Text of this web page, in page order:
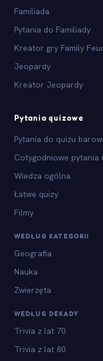
Familiada
Pytania do Familiady
Kreator gry Family
Jeopardy
Kreator Jeopardy
Pytania quizowe
Pytania do quizu
Cotygodniowe pytania
Wiedza ogólna
Łatwe quizy
Filmy
WEDŁUG KATEGORII
Geografia
Nauka
Zwierzęta
WEDŁUG DEKADY
Trivia z lat 70.
Trivia z lat 80.